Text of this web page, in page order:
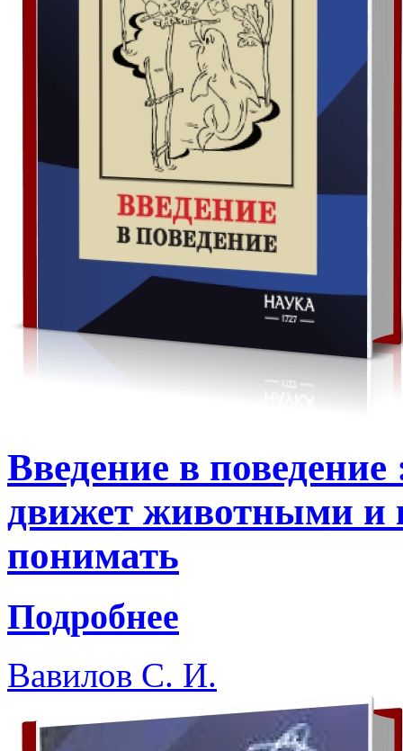
Введение в
движет животными и
понимать
Подробнее
Вавилов С. И.